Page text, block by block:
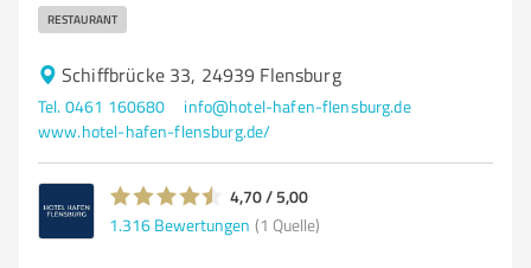
RESTAURANT
Schiffbrücke 33, 24939 Flensburg
Tel. 0461 160680
info@hotel-hafen-flensburg.de
www.hotel-hafen-flensburg.de/
4,70 / 5,00
1.316 Bewertungen (1 Quelle)